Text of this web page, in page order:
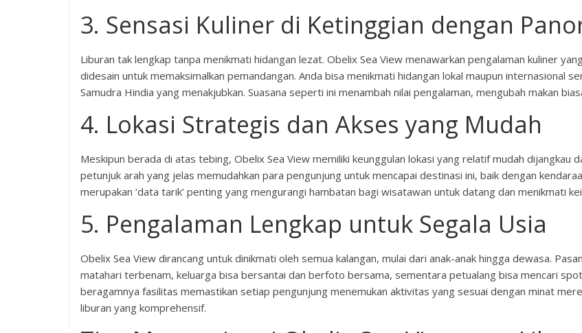
3. Sensasi Kuliner di Ketinggian dengan
Liburan tak lengkap tanpa menikmati hidangan lezat. Obelix Sea View menawarkan pengalaman kuliner
didesain untuk memaksimalkan pemandangan. Anda bisa menikmati hidangan lokal maupun internasional
Samudra Hindia yang menakjubkan. Suasana seperti ini menambah nilai pengalaman, mengubah makan
4. Lokasi Strategis dan Akses yang Mudah
Meskipun berada di atas tebing, Obelix Sea View memiliki keunggulan lokasi yang relatif mudah dijangkau
petunjuk arah yang jelas memudahkan para pengunjung untuk mencapai destinasi ini, baik dengan
merupakan ‘data tarik’ penting yang mengurangi hambatan bagi wisatawan untuk datang dan menikmati
5. Pengalaman Lengkap untuk Segala Usia
Obelix Sea View dirancang untuk dinikmati oleh semua kalangan, mulai dari anak-anak hingga dewasa.
matahari terbenam, keluarga bisa bersantai dan berfoto bersama, sementara petualang bisa mencari
beragamnya fasilitas memastikan setiap pengunjung menemukan aktivitas yang sesuai dengan minat
liburan yang komprehensif.